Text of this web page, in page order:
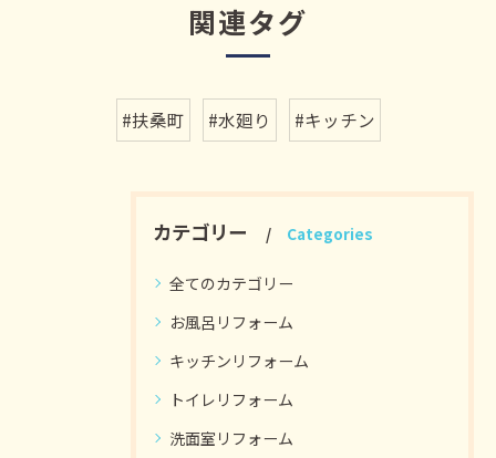
関連タグ
#扶桑町 #水廻り #キッチン
カテゴリー Categories
全てのカテゴリー
お風呂リフォーム
キッチンリフォーム
トイレリフォーム
洗面室リフォーム